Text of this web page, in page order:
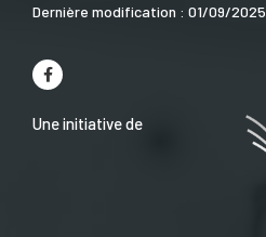
Dernière modification : 01/09/2025
Une initiative de